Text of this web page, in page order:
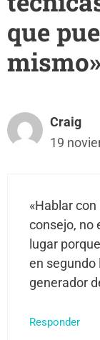
que
mismo»
Craig
19
«Hablar
consejo, no
lugar
en segundo
generador
Responder